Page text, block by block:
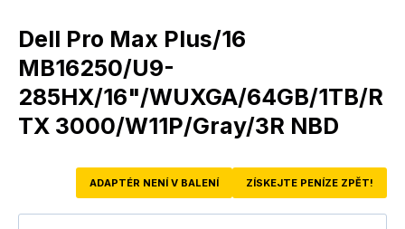
Dell Pro Max Plus/16
MB16250/U9-
285HX/16"/WUXGA/64GB/1TB/R
TX 3000/W11P/Gray/3R NBD
ADAPTÉR NENÍ V BALENÍ ZÍSKEJTE PENÍZE ZPĚT!